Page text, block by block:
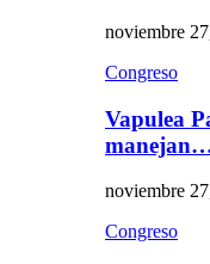
noviembre
Congreso
Vapulea
noviembre
Congreso